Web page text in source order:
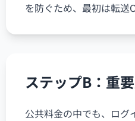
を防ぐため、最初は転送
ステップB：重
公共料金の中でも、ログ